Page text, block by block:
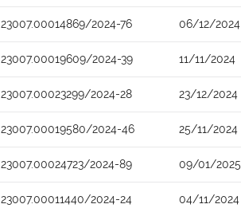
23007.00014869/2024-76 06/12/2024
23007.00019609/2024-39 11/11/2024
23007.00023299/2024-28 23/12/2024
23007.00019580/2024-46 25/11/2024
23007.00024723/2024-89 09/01/2025
23007.00011440/2024-24 04/11/2024